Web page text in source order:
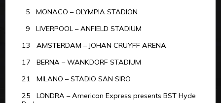
5 MONACO – OLYMPIA STADION
9 LIVERPOOL – ANFIELD STADIUM
13 AMSTERDAM – JOHAN CRUYFF ARENA
17 BERNA – WANKDORF STADIUM
21 MILANO – STADIO SAN SIRO
25 LONDRA – American Express presents BST Hyde